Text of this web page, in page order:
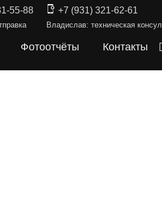
55-88 +7 (931) 321-62-61
Владислав: техническая
Фотоотчёты Контакты